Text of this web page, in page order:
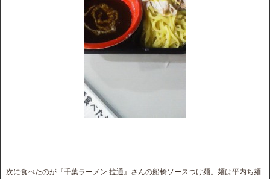
次に食べたのが『千葉ラーメン 拉通』さんの船橋ソースつけ麺。麺は平内ち麺